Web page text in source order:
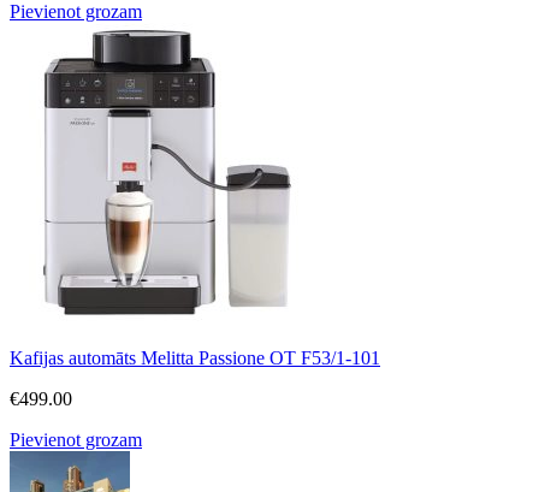
Pievienot grozam
Kafijas automāts Melitta Passione OT F53/1-101
€499.00
Pievienot grozam